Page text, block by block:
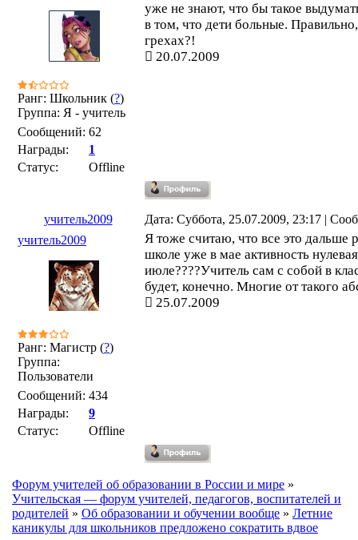
Ранг: Школьник (?)
Группа: Я - учитель
Сообщений: 62
Награды:
1
Статус:
Offline
уже не знают, что бы такое
в том, что дети больные.
грехах?!
20.07.2009
учитель2009
Дата: Суббота, 25.07.2009, 23:17 |
учитель2009
Ранг: Магистр (?)
Группа:
Пользователи
Сообщений: 434
Награды:
9
Статус:
Offline
Я тоже считаю, что все это дальше
школе уже в мае активность
июле????Учитель сам с собой в
будет, конечно. Многие от такого
25.07.2009
Форум учителей об образовании в России и мире »
Учительская — форум учителей, педагогов, воспитателей и
родителей » Об образовании и обучении вообще » Летние
каникулы для школьников предложено сократить вдвое